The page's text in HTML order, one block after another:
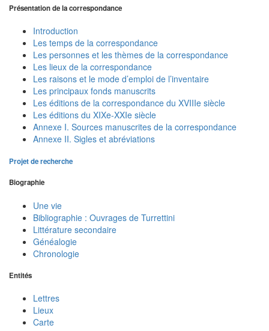
Présentation de la correspondance
Introduction
Les temps de la correspondance
Les personnes et les thèmes de la correspondance
Les lieux de la correspondance
Les raisons et le mode d’emploi de l’inventaire
Les principaux fonds manuscrits
Les éditions de la correspondance du XVIIIe siècle
Les éditions du XIXe-XXIe siècle
Annexe I. Sources manuscrites de la correspondance
Annexe II. Sigles et abréviations
Projet de recherche
Biographie
Une vie
Bibliographie : Ouvrages de Turrettini
Littérature secondaire
Généalogie
Chronologie
Entités
Lettres
Lieux
Carte